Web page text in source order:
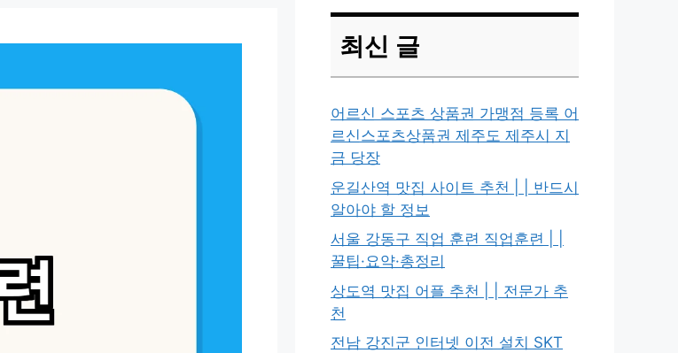
최신 글
어르신 스포츠 상품권 가맹점 등록 어
르신스포츠상품권 제주도 제주시 지
금 당장
운길산역 맛집 사이트 추천 | | 반드시
알아야 할 정보
서울 강동구 직업 훈련 직업훈련 | |
꿀팁·요약·총정리
상도역 맛집 어플 추천 | | 전문가 추
천
전남 강진군 인터넷 이전 설치 SKT